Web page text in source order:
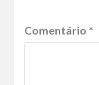
Comentário *